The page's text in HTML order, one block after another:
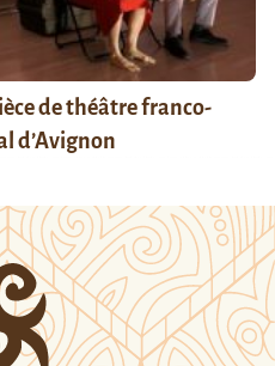
de théâtre franco-
d’Avignon